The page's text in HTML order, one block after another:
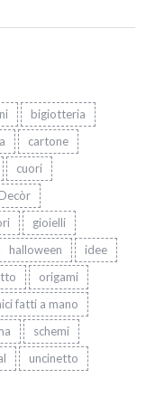
bigiotteria
cartone
cuori
Decòr
gioielli
halloween
idee
origami
fatti a mano
schemi
uncinetto